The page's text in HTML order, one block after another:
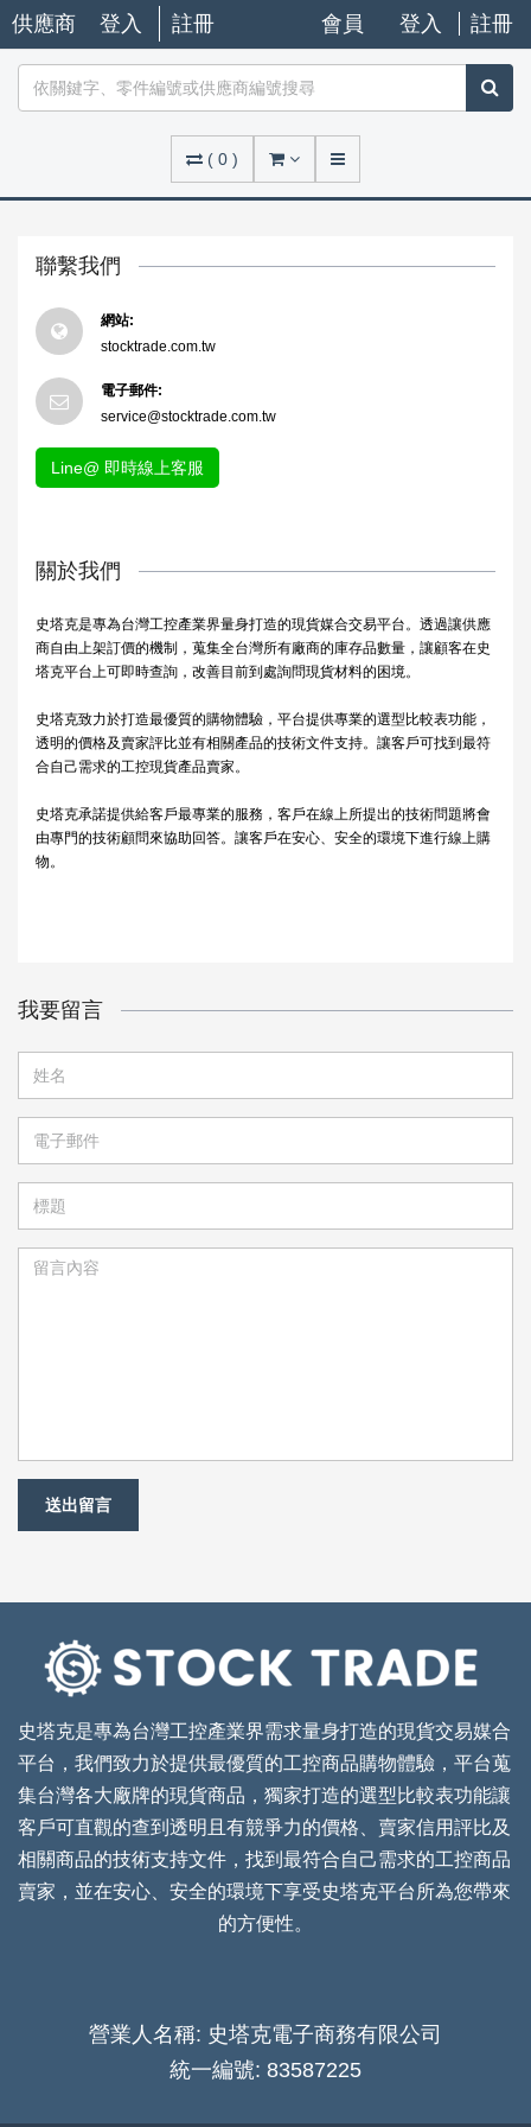
供應商 登入 註冊 會員 登入 註冊
( 0 )
聯繫我們
網站:
stocktrade.com.tw
電子郵件:
service@stocktrade.com.tw
Line@ 即時線上客服
關於我們
史塔克是專為台灣工控產業界量身打造的現貨媒合交易平台。透過讓供應
商自由上架訂價的機制，蒐集全台灣所有廠商的庫存品數量，讓顧客在史
塔克平台上可即時查詢，改善目前到處詢問現貨材料的困境。
史塔克致力於打造最優質的購物體驗，平台提供專業的選型比較表功能，
透明的價格及賣家評比並有相關產品的技術文件支持。讓客戶可找到最符
合自己需求的工控現貨產品賣家。
史塔克承諾提供給客戶最專業的服務，客戶在線上所提出的技術問題將會
由專門的技術顧問來協助回答。讓客戶在安心、安全的環境下進行線上購
物。
我要留言
郵
送出留言
史塔克是專為台灣工控產業界需求量身打造的現貨交易媒合
平台，我們致力於提供最優質的工控商品購物體驗，平台蒐
集台灣各大廠牌的現貨商品，獨家打造的選型比較表功能讓
客戶可直觀的查到透明且有競爭力的價格、賣家信用評比及
相關商品的技術支持文件，找到最符合自己需求的工控商品
賣家，並在安心、安全的環境下享受史塔克平台所為您帶來
的方便性。
營業人名稱: 史塔克電子商務有限公司
統一編號: 83587225